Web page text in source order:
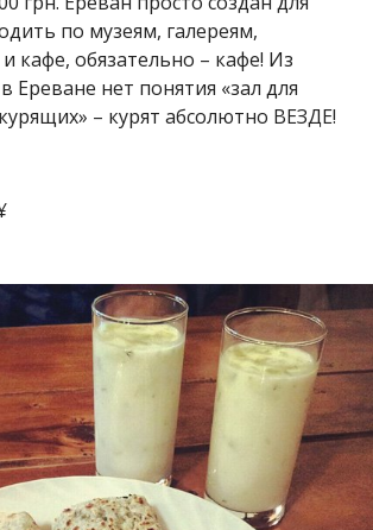
по музеям, галереям,
кафе, обязательно – кафе! Из
Ереване нет понятия «зал для
– курят абсолютно ВЕЗДЕ!